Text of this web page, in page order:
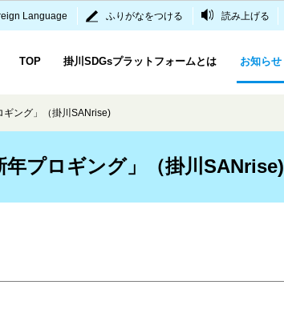
Language ふりがなをつける 読み上げる
TOP 掛川SDGsプラットフォームとは お知らせ
ギング」（掛川SANrise)
プロギング」（掛川SANrise)